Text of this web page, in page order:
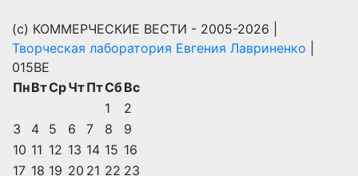
(с) КОММЕРЧЕСКИЕ ВЕСТИ - 2005-2026 |
Творческая лаборатория Евгения Лавриненко
015BE
ПнВтСрЧтПтСбВс
1
2
3
4 5 6 7 8
9
10 11 12 13 14 15 16
17 18 19 20 21 22 23